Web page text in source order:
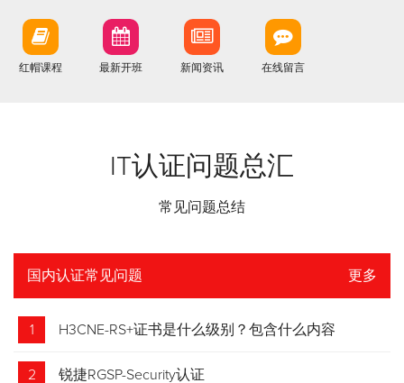
红帽课程 最新开班 新闻资讯 在线留言
IT认证问题总汇
常见问题总结
国内认证常见问题 更多
1 H3CNE-RS+证书是什么级别？包含什么内容
2 锐捷RGSP-Security认证